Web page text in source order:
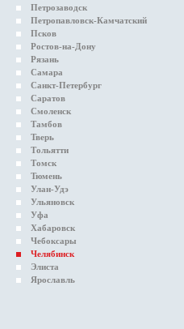
Петрозаводск
Петропавловск-Камчатский
Псков
Ростов-на-Дону
Рязань
Самара
Санкт-Петербург
Саратов
Смоленск
Тамбов
Тверь
Тольятти
Томск
Тюмень
Улан-Удэ
Ульяновск
Уфа
Хабаровск
Чебоксары
Челябинск
Элиста
Ярославль